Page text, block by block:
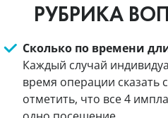
РУБРИКА
Сколько по времени
Каждый случай
время операции сказать
отметить, что все 4